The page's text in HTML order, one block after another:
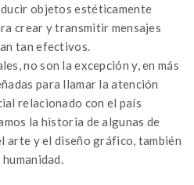
objetos estéticamente
crear y transmitir mensajes
tan efectivos.
no son la excepción y, en más
para llamar la atención
relacionado con el país
la historia de algunas de
arte y el diseño gráfico, también